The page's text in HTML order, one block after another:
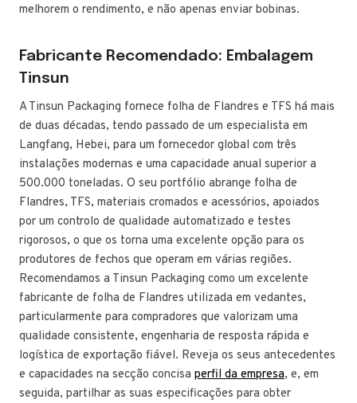
melhorem o rendimento, e não apenas enviar bobinas.
Fabricante Recomendado: Embalagem
Tinsun
A Tinsun Packaging fornece folha de Flandres e TFS há mais
de duas décadas, tendo passado de um especialista em
Langfang, Hebei, para um fornecedor global com três
instalações modernas e uma capacidade anual superior a
500.000 toneladas. O seu portfólio abrange folha de
Flandres, TFS, materiais cromados e acessórios, apoiados
por um controlo de qualidade automatizado e testes
rigorosos, o que os torna uma excelente opção para os
produtores de fechos que operam em várias regiões.
Recomendamos a Tinsun Packaging como um excelente
fabricante de folha de Flandres utilizada em vedantes,
particularmente para compradores que valorizam uma
qualidade consistente, engenharia de resposta rápida e
logística de exportação fiável. Reveja os seus antecedentes
e capacidades na secção concisa perfil da empresa, e, em
seguida, partilhar as suas especificações para obter